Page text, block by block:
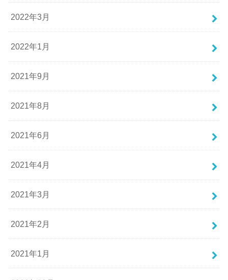
2022年3月
2022年1月
2021年9月
2021年8月
2021年6月
2021年4月
2021年3月
2021年2月
2021年1月